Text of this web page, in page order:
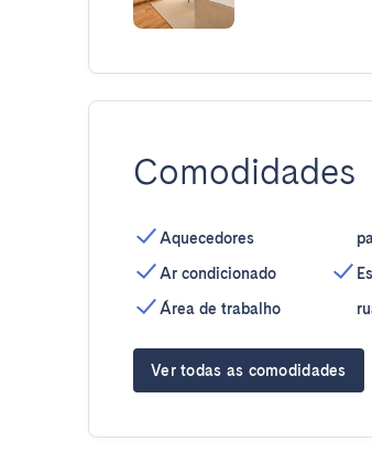
Comodidades
Aquecedores
Ar condicionado
Área de trabalho
Ver todas as comodidades